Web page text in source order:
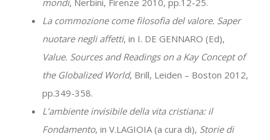
La commozione come filosofia del valore. Saper
nuotare negli affetti, in I. DE GENNARO (Ed),
Value. Sources and Readings on a Kay Concept of
the Globalized World, Brill, Leiden – Boston 2012,
pp.349-358.
L’ambiente invisibile della vita cristiana: il
Fondamento, in V.LAGIOIA (a cura di), Storie di